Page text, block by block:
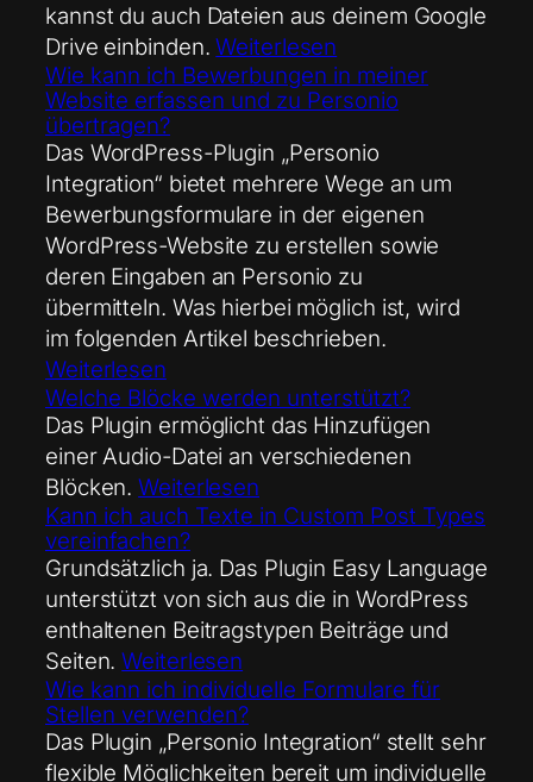
kannst du auch Dateien aus deinem Google
Drive einbinden.Weiterlesen
Wie kann ich Bewerbungen in meiner
Website erfassen und zu Personio
übertragen?
Das WordPress-Plugin „Personio
Integration“ bietet mehrere Wege an um
Bewerbungsformulare in der eigenen
WordPress-Website zu erstellen sowie
deren Eingaben an Personio zu
übermitteln. Was hierbei möglich ist, wird
im folgenden Artikel beschrieben.
Weiterlesen
Welche Blöcke werden unterstützt?
Das Plugin ermöglicht das Hinzufügen
einer Audio-Datei an verschiedenen
Blöcken.Weiterlesen
Kann ich auch Texte in Custom Post Types
vereinfachen?
Grundsätzlich ja. Das Plugin Easy Language
unterstützt von sich aus die in WordPress
enthaltenen Beitragstypen Beiträge und
Seiten.Weiterlesen
Wie kann ich individuelle Formulare für
Stellen verwenden?
Das Plugin „Personio Integration“ stellt sehr
flexible Möglichkeiten bereit um individuelle